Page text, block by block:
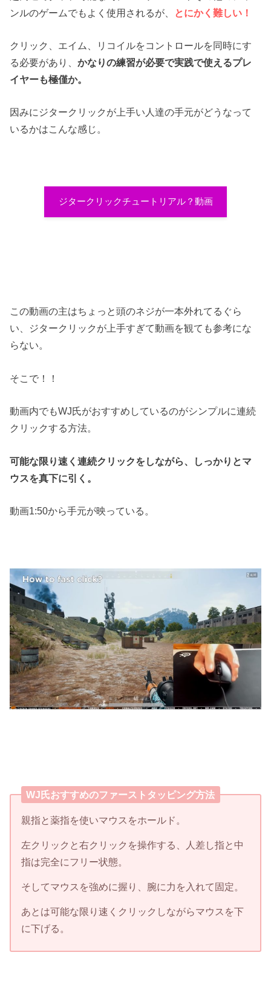
ンルのゲームでもよく使用されるが、 とにかく難しい！
クリック、エイム、リコイルをコントロールを同時にす
る必要があり、かなりの練習が必要で実践で使えるプレ
イヤーも極僅か。
因みにジタークリックが上手い人達の手元がどうなって
いるかはこんな感じ。
ジタークリックチュートリアル？動画
この動画の主はちょっと頭のネジが一本外れてるぐら
い、ジタークリックが上手すぎて動画を観ても参考にな
らない。
そこで！！
動画内でもWJ氏がおすすめしているのがシンプルに連続
クリックする方法。
可能な限り速く連続クリックをしながら、しっかりとマ
ウスを真下に引く。
動画1:50から手元が映っている。
WJ氏おすすめのファーストタッピング方法
親指と薬指を使いマウスをホールド。
左クリックと右クリックを操作する、人差し指と中
指は完全にフリー状態。
そしてマウスを強めに握り、腕に力を入れて固定。
あとは可能な限り速くクリックしながらマウスを下
に下げる。